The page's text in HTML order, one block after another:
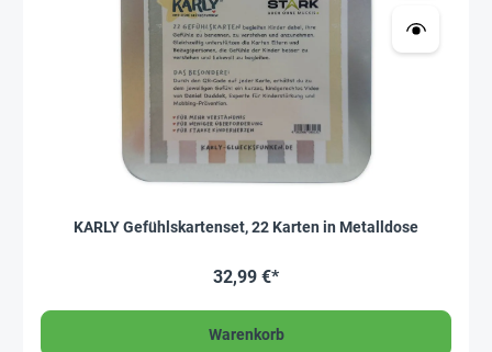
KARLY Gefühlskartenset, 22 Karten in Metalldose
32,99 €*
Warenkorb